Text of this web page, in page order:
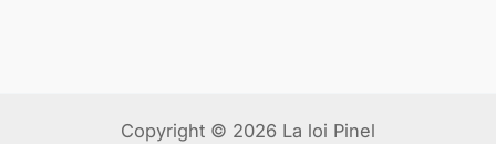
Copyright © 2026 La loi Pinel